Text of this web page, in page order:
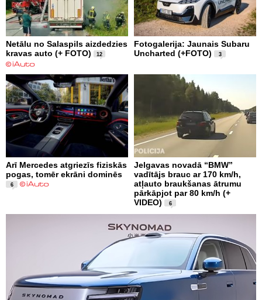
Netālu no Salaspils aizdedzies
kravas auto (+ FOTO)
12
Fotogalerija: Jaunais Subaru
Uncharted (+FOTO)
3
Arī Mercedes atgriezīs fiziskās
pogas, tomēr ekrāni dominēs
6
Jelgavas novadā “BMW”
vadītājs brauc ar 170 km/h,
atļauto braukšanas ātrumu
pārkāpjot par 80 km/h (+
VIDEO)
6